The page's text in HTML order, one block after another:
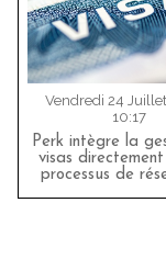
Vendredi 24
10:17
Perk intègre la
visas
processus de